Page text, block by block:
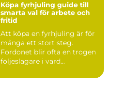
Köpa fyrhjuling guide till
smarta val för arbete och
fritid
Att köpa en fyrhjuling är för
många ett stort steg.
Fordonet blir ofta en trogen
följeslagare i vard...